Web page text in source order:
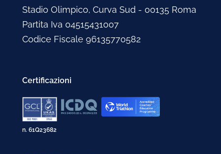
Stadio Olimpico, Curva Sud - 00135 Roma
Partita Iva 04515431007
Codice Fiscale 96135770582
Certificazioni
n. 61Q23682